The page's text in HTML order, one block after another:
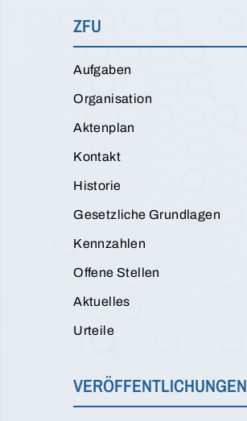
ZFU
Aufgaben
Organisation
Aktenplan
Kontakt
Historie
Gesetzliche Grundlagen
Kennzahlen
Offene Stellen
Aktuelles
Urteile
VERÖFFENTLICHUNGEN